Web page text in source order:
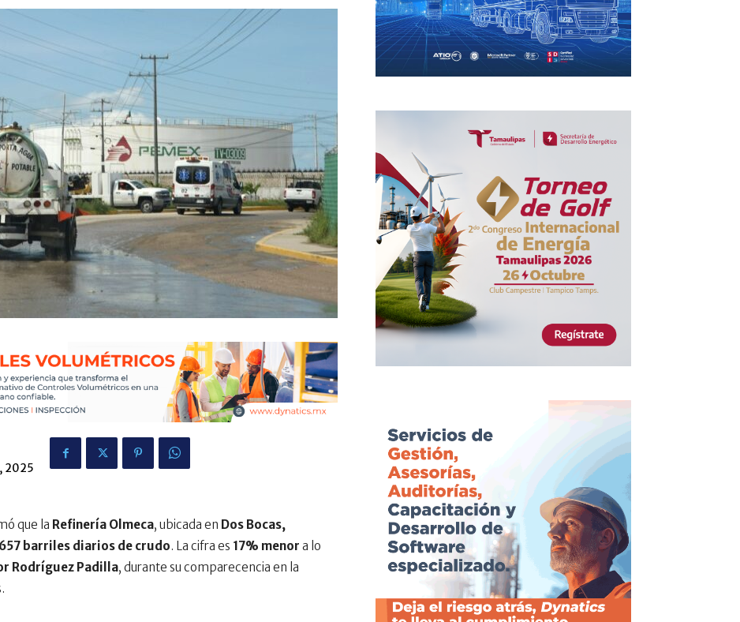
2025
que la Refinería Olmeca, ubicada en Dos Bocas,
barriles diarios de crudo. La cifra es 17% menor a lo
Rodríguez Padilla, durante su comparecencia en la